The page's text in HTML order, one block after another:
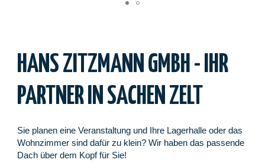
HANS ZITZMANN GMBH - IHR
PARTNER IN SACHEN ZELT
Sie planen eine Veranstaltung und Ihre Lagerhalle oder das
Wohnzimmer sind dafür zu klein? Wir haben das passende
Dach über dem Kopf für Sie!